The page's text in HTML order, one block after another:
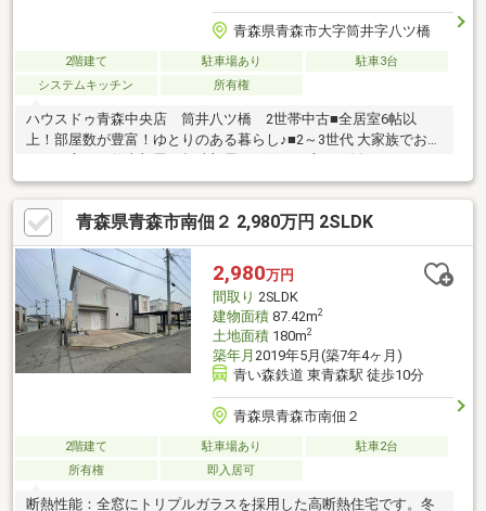
青森県青森市大字筒井字八ツ橋
2階建て 駐車場あり
駐車3台
システムキッチン
所有権
ハウスドゥ青森中央店 筒井八ツ橋 2世帯中古■全居室6帖以
上！部屋数が豊富！ゆとりのある暮らし♪■2～3世代 大家族でお住
周辺環境≫・・筒井南小学校まで徒歩5分(約340m)・筒井中学校
まで徒歩13分(約1000m)・京王台公園まで徒歩3分(約210ｍ)・ユ
ニバース筒井店までお車2分(約550m)・イオンタウン青森浜田店
までお車7分(約1900m)・筒井駅まで徒歩10分(約780m)
青森県青森市南佃２ 2,980万円 2SLDK
2,980万円
間取り 2SLDK
建物面積87.42m2
土地面積180m2
築年月 2019年5月(築7年4ヶ月)
青い森鉄道 東青森駅 徒歩10分
青森県青森市南佃２
2階建て 駐車場あり
駐車2台
所有権
即入居可
断熱性能：全窓にトリプルガラスを採用した高断熱住宅です。冬